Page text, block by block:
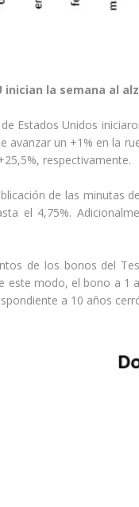
inician la semana al
Estados Unidos
un +1% en la
respectivamente.
de las minutas
el 4,75%.
de los bonos del
este modo, el bono a 1
a 10 años